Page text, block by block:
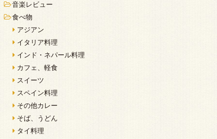
音楽レビュー
食べ物
アジアン
イタリア料理
インド・ネパール料理
カフェ、軽食
スイーツ
スペイン料理
その他カレー
そば、うどん
タイ料理